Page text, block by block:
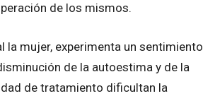
de los mismos.
la mujer, experimenta un sentimiento
de la autoestima y de la
de tratamiento dificultan la